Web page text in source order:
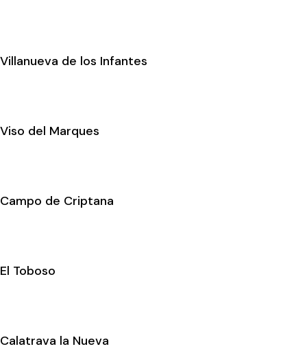
Villanueva de los Infantes
Viso del Marques
Campo de Criptana
El Toboso
Calatrava la Nueva